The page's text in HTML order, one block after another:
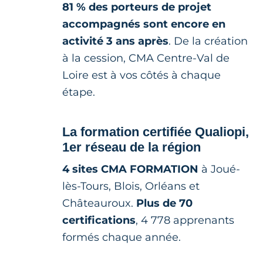
81 % des porteurs de projet
accompagnés sont encore en
activité 3 ans après. De la création
à la cession, CMA Centre-Val de
Loire est à vos côtés à chaque
étape.
La formation certifiée Qualiopi,
1er réseau de la région
4 sites CMA FORMATION à Joué-
lès-Tours, Blois, Orléans et
Châteauroux. Plus de 70
certifications, 4 778 apprenants
formés chaque année.